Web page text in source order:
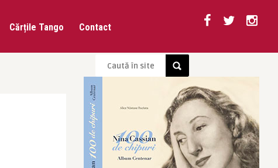
Cărțile Tango Contact